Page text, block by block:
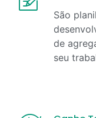
São
de
seu